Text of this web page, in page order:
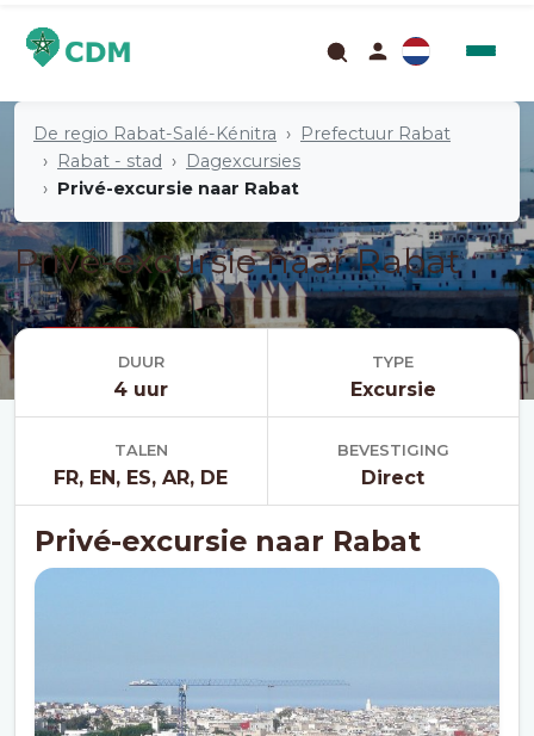
De regio Rabat-Salé-Kénitra
Prefectuur Rabat
Rabat - stad
Dagexcursies
Privé-excursie naar Rabat
Privé-excursie naar Rabat
ExcursieDUUR
4 uur
TYPE
Excursie
TALEN
FR, EN, ES, AR, DE
BEVESTIGING
Direct
Privé-excursie naar Rabat